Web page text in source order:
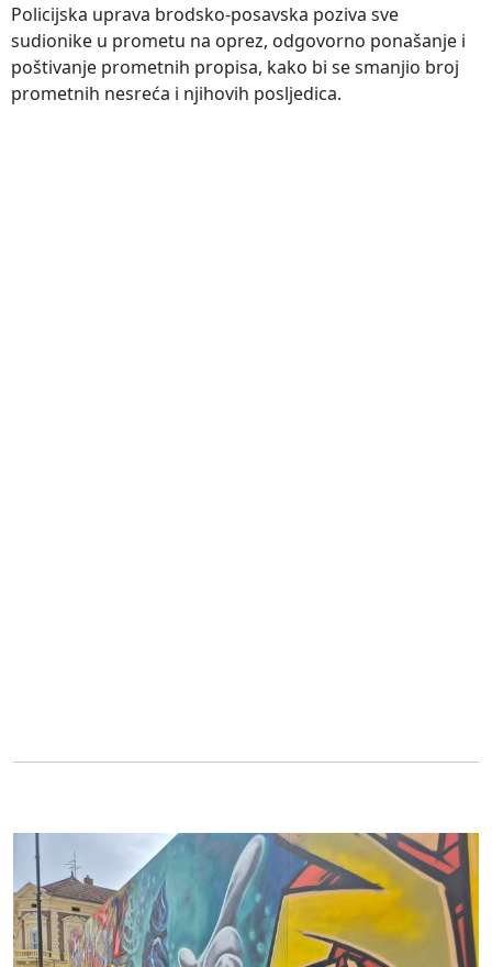
Policijska uprava brodsko-posavska poziva sve
sudionike u prometu na oprez, odgovorno ponašanje i
poštivanje prometnih propisa, kako bi se smanjio broj
prometnih nesreća i njihovih posljedica.